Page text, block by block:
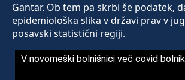
Gantar. Ob tem pa skrbi še podatek,
epidemiološka slika v državi prav v
posavski statistični regiji.
V novomeški bolnišnici več covid